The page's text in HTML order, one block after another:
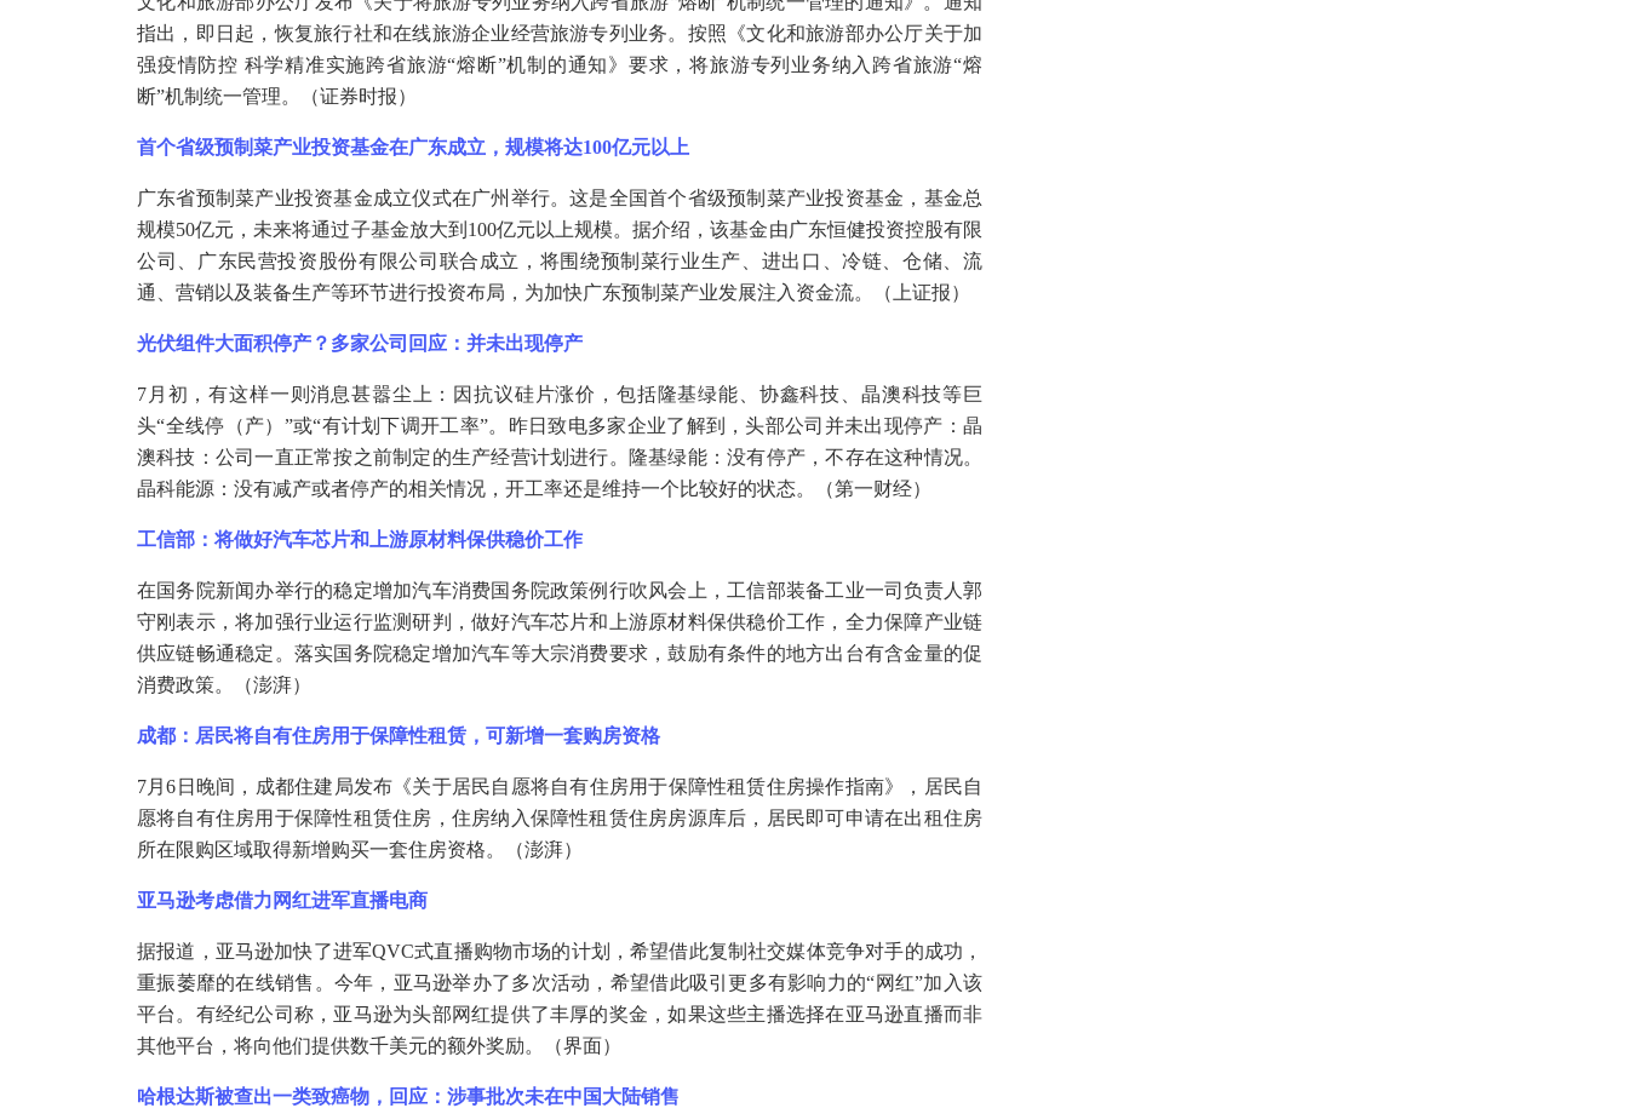
指出，即日起，恢复旅行社和在线旅游企业经营旅游专列业务。按照《文化和旅游部办公厅关于加
强疫情防控 科学精准实施跨省旅游“熔断”机制的通知》要求，将旅游专列业务纳入跨省旅游“熔
断”机制统一管理。（证券时报）
首个省级预制菜产业投资基金在广东成立，规模将达100亿元以上
广东省预制菜产业投资基金成立仪式在广州举行。这是全国首个省级预制菜产业投资基金，基金总
规模50亿元，未来将通过子基金放大到100亿元以上规模。据介绍，该基金由广东恒健投资控股有限
公司、广东民营投资股份有限公司联合成立，将围绕预制菜行业生产、进出口、冷链、仓储、流
通、营销以及装备生产等环节进行投资布局，为加快广东预制菜产业发展注入资金流。（上证报）
光伏组件大面积停产？多家公司回应：并未出现停产
7月初，有这样一则消息甚嚣尘上：因抗议硅片涨价，包括隆基绿能、协鑫科技、晶澳科技等巨
头“全线停（产）”或“有计划下调开工率”。昨日致电多家企业了解到，头部公司并未出现停产：晶
澳科技：公司一直正常按之前制定的生产经营计划进行。隆基绿能：没有停产，不存在这种情况。
晶科能源：没有减产或者停产的相关情况，开工率还是维持一个比较好的状态。（第一财经）
工信部：将做好汽车芯片和上游原材料保供稳价工作
在国务院新闻办举行的稳定增加汽车消费国务院政策例行吹风会上，工信部装备工业一司负责人郭
守刚表示，将加强行业运行监测研判，做好汽车芯片和上游原材料保供稳价工作，全力保障产业链
供应链畅通稳定。落实国务院稳定增加汽车等大宗消费要求，鼓励有条件的地方出台有含金量的促
消费政策。（澎湃）
成都：居民将自有住房用于保障性租赁，可新增一套购房资格
7月6日晚间，成都住建局发布《关于居民自愿将自有住房用于保障性租赁住房操作指南》，居民自
愿将自有住房用于保障性租赁住房，住房纳入保障性租赁住房房源库后，居民即可申请在出租住房
所在限购区域取得新增购买一套住房资格。（澎湃）
亚马逊考虑借力网红进军直播电商
据报道，亚马逊加快了进军QVC式直播购物市场的计划，希望借此复制社交媒体竞争对手的成功，
重振萎靡的在线销售。今年，亚马逊举办了多次活动，希望借此吸引更多有影响力的“网红”加入该
平台。有经纪公司称，亚马逊为头部网红提供了丰厚的奖金，如果这些主播选择在亚马逊直播而非
其他平台，将向他们提供数千美元的额外奖励。（界面）
哈根达斯被查出一类致癌物，回应：涉事批次未在中国大陆销售